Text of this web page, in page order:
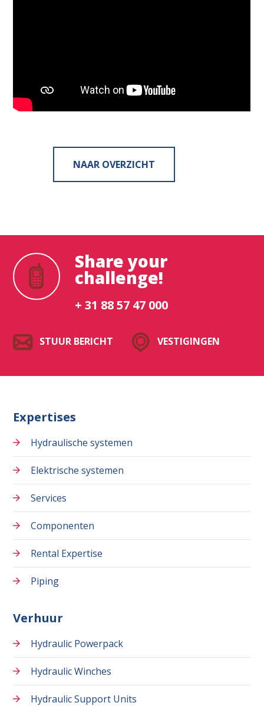
Waar ben je naar op zoek?
NAAR OVERZICHT
Share your
challenge!
+ 31 88 57 47 000
STUUR BERICHT VESTIGINGEN
Expertises
Hydraulische systemen
Elektrische systemen
Services
Componenten
Rental Expertise
Piping
Verhuur
Hydraulic Powerpack
Hydraulic Winches
Hydraulic Support Units